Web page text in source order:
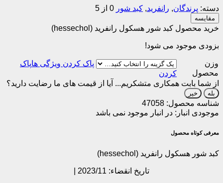
دسته: پرندگان, رانفرید, کبد شور 0 از 5
مقایسه
خرید محصول کبد شور هسکول رانفرید (hessechol)
بزودی موجود می شود!
وزن
محصول
پاک
کردن
از شما بابت همکاری متشکریم... آیا از قیمت های ما رضایت دارید؟
بله خیر
شناسه محصول: 47058
موجودی انبار: در انبار موجود نمی باشد
معرفی کوتاه محصول
کبد شور هسکول رانفرید (hessechol)
تاریخ انقضاء: 2023/11 |